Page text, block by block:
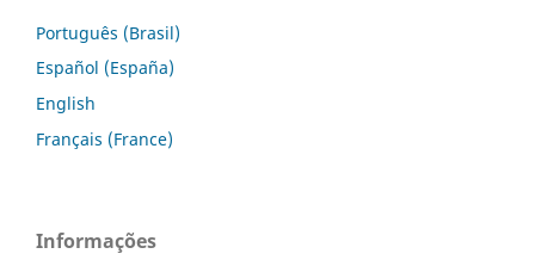
Português (Brasil)
Español (España)
English
Français (France)
Informações